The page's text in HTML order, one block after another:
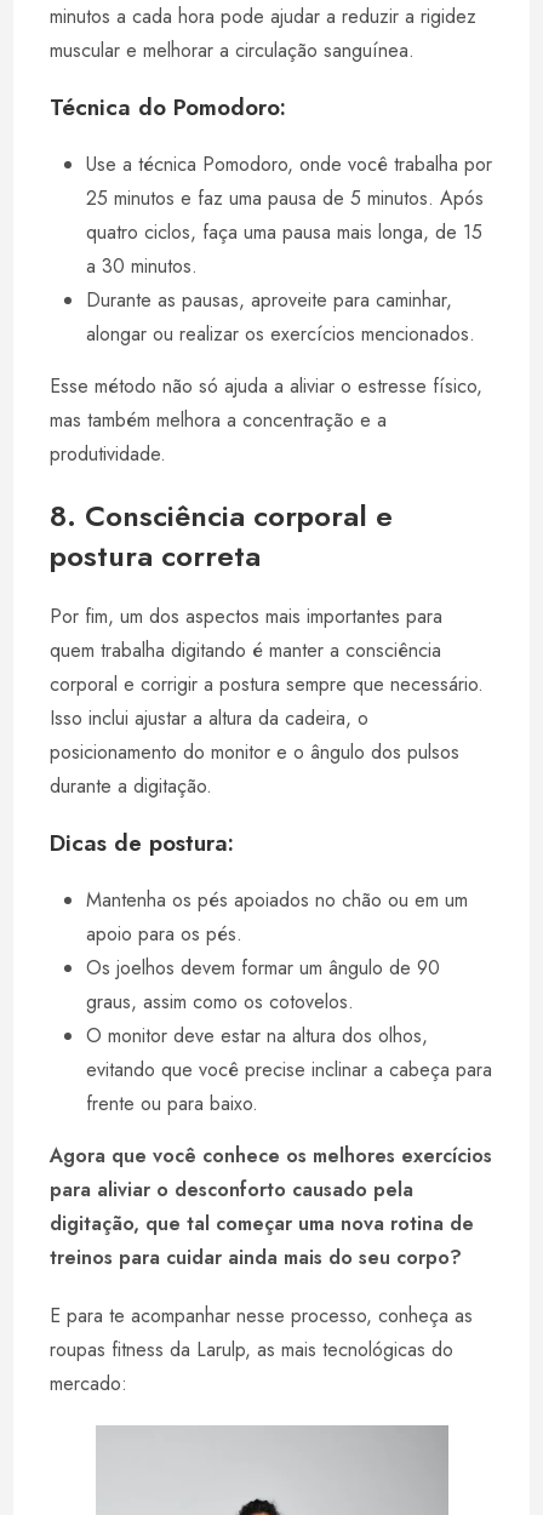
minutos a cada hora pode ajudar a reduzir a rigidez
muscular e melhorar a circulação sanguínea.
Técnica do Pomodoro:
Use a técnica Pomodoro, onde você trabalha por
25 minutos e faz uma pausa de 5 minutos. Após
quatro ciclos, faça uma pausa mais longa, de 15
a 30 minutos.
Durante as pausas, aproveite para caminhar,
alongar ou realizar os exercícios mencionados.
Esse método não só ajuda a aliviar o estresse físico,
mas também melhora a concentração e a
produtividade.
8. Consciência corporal e
postura correta
Por fim, um dos aspectos mais importantes para
quem trabalha digitando é manter a consciência
corporal e corrigir a postura sempre que necessário.
Isso inclui ajustar a altura da cadeira, o
posicionamento do monitor e o ângulo dos pulsos
durante a digitação.
Dicas de postura:
Mantenha os pés apoiados no chão ou em um
apoio para os pés.
Os joelhos devem formar um ângulo de 90
graus, assim como os cotovelos.
O monitor deve estar na altura dos olhos,
evitando que você precise inclinar a cabeça para
frente ou para baixo.
Agora que você conhece os melhores exercícios
para aliviar o desconforto causado pela
digitação, que tal começar uma nova rotina de
treinos para cuidar ainda mais do seu corpo?
E para te acompanhar nesse processo, conheça as
roupas fitness da Larulp, as mais tecnológicas do
mercado: